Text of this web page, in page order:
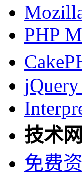
PHP
技术
免费